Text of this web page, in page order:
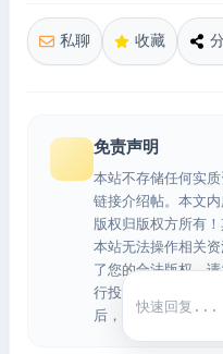
私聊 收藏
免责声明
本站不存储任何实
链接介绍帖。本文
版权归版权方所有
本站无法操作相关
了您的合法版权，
行投诉，我们将在
后，立即删除相关介
快捷回复